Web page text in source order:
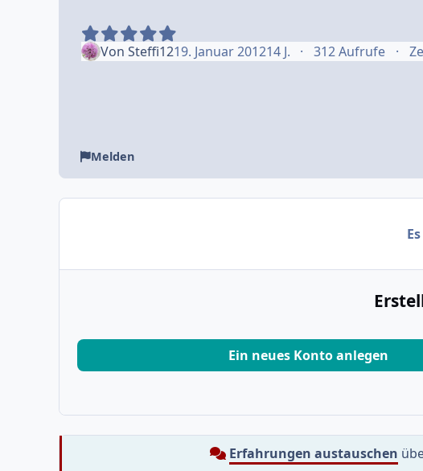
Von Steffi1219. Januar 201214 J. 312 Aufrufe
Melden
Ein neues Konto anlegen
Erfahrungen austauschen